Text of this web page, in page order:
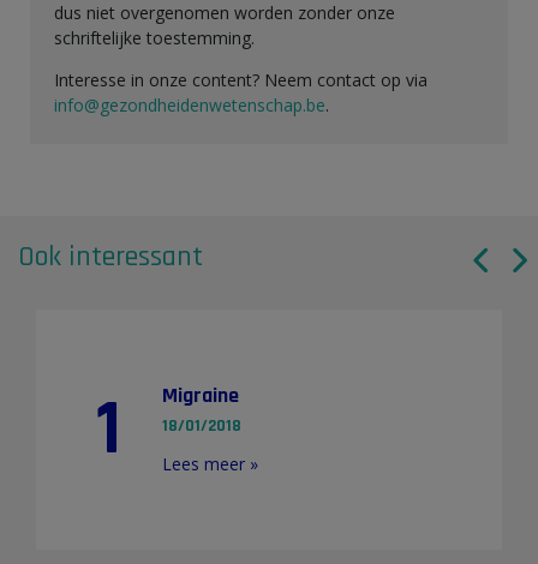
dus niet overgenomen worden zonder onze
schriftelijke toestemming.
Interesse in onze content? Neem contact op via
info@gezondheidenwetenschap.be.
Ook interessant
1 Migraine
18/01/2018
Lees meer »